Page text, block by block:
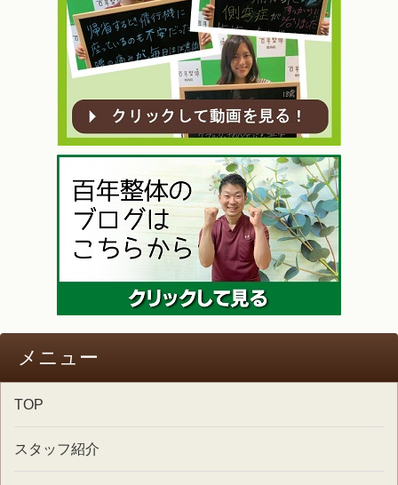
メニュー
TOP
スタッフ紹介